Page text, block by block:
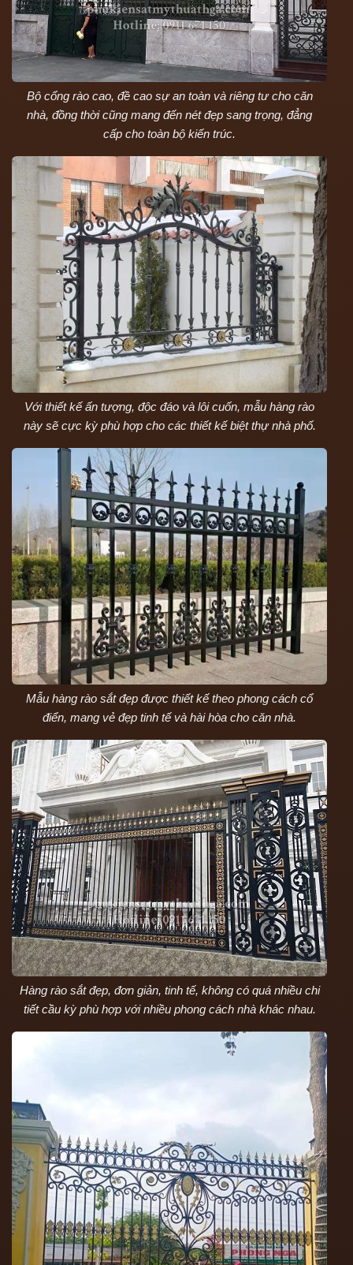
Bộ cổng rào cao, đề cao sự an toàn và riêng tư cho căn
nhà, đồng thời cũng mang đến nét đẹp sang trọng, đẳng
cấp cho toàn bộ kiến trúc.
Với thiết kế ấn tượng, độc đáo và lôi cuốn, mẫu hàng rào
này sẽ cực kỳ phù hợp cho các thiết kế biệt thự nhà phố.
Mẫu hàng rào sắt đẹp được thiết kế theo phong cách cổ
điển, mang vẻ đẹp tinh tế và hài hòa cho căn nhà.
Hàng rào sắt đẹp, đơn giản, tinh tế, không có quá nhiều chi
tiết cầu kỳ phù hợp với nhiều phong cách nhà khác nhau.